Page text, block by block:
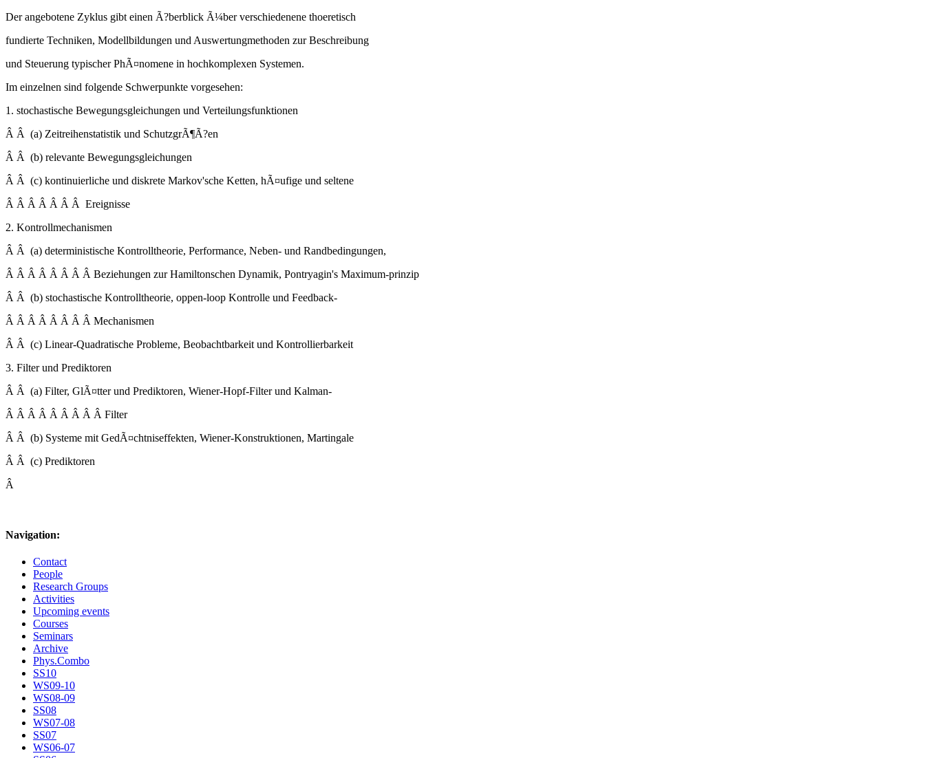
Der angebotene Zyklus gibt einen Ã?berblick Ã¼ber verschiedenene thoeretisch
fundierte Techniken, Modellbildungen und Auswertungmethoden zur Beschreibung
und Steuerung typischer PhÃ¤nomene in hochkomplexen Systemen.
Im einzelnen sind folgende Schwerpunkte vorgesehen:
1. stochastische Bewegungsgleichungen und Verteilungsfunktionen
Â Â (a) Zeitreihenstatistik und SchutzgrÃ¶Ã?en
Â Â (b) relevante Bewegungsgleichungen
Â Â (c) kontinuierliche und diskrete Markov'sche Ketten, hÃ¤ufige und seltene
Â Â Â Â Â Â Â Ereignisse
2. Kontrollmechanismen
Â Â (a) deterministische Kontrolltheorie, Performance, Neben- und Randbedingungen,
Â Â Â Â Â Â Â Â Beziehungen zur Hamiltonschen Dynamik, Pontryagin's Maximum-prinzip
Â Â (b) stochastische Kontrolltheorie, oppen-loop Kontrolle und Feedback-
Â Â Â Â Â Â Â Â Mechanismen
Â Â (c) Linear-Quadratische Probleme, Beobachtbarkeit und Kontrollierbarkeit
3. Filter und Prediktoren
Â Â (a) Filter, GlÃ¤tter und Prediktoren, Wiener-Hopf-Filter und Kalman-
Â Â Â Â Â Â Â Â Â Filter
Â Â (b) Systeme mit GedÃ¤chtniseffekten, Wiener-Konstruktionen, Martingale
Â Â (c) Prediktoren
Â
Navigation:
Contact
People
Research Groups
Activities
Upcoming events
Courses
Seminars
Archive
Phys.Combo
SS10
WS09-10
WS08-09
SS08
WS07-08
SS07
WS06-07